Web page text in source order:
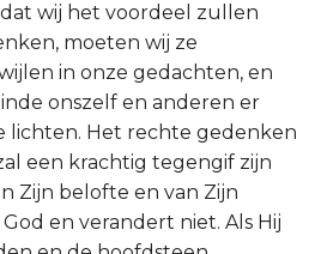
wij het voordeel zullen
moeten wij ze
in onze gedachten, en
onszelf en anderen er
lichten. Het rechte gedenken
een krachtig tegengif zijn
Zijn belofte en van Zijn
en verandert niet. Als Hij